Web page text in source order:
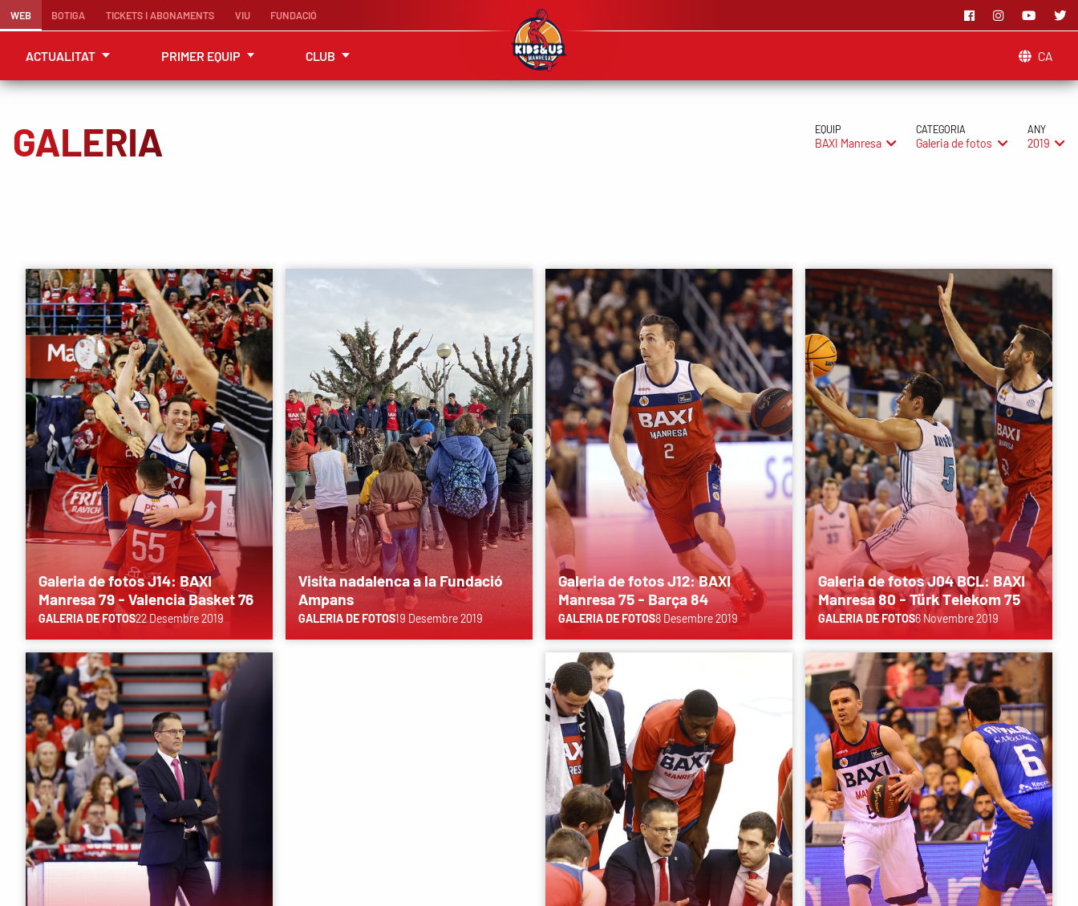
WEB BOTIGA TICKETS I ABONAMENTS VIU FUNDACIÓ
ACTUALITAT PRIMER EQUIP CLUB CA
GALERIA EQUIP
BAXI Manresa
CATEGORIA
Galeria de fotos
ANY
2019
Galeria de fotos J14: BAXI
Manresa 79 - Valencia Basket 76
GALERIA DE FOTOS22 Desembre 2019
Visita nadalenca a la Fundació
Ampans
GALERIA DE FOTOS19 Desembre 2019
Galeria de fotos J12: BAXI
Manresa 75 - Barça 84
GALERIA DE FOTOS8 Desembre 2019
Galeria de fotos J04 BCL: BAXI
Manresa 80 - Türk Telekom 75
GALERIA DE FOTOS6 Novembre 2019